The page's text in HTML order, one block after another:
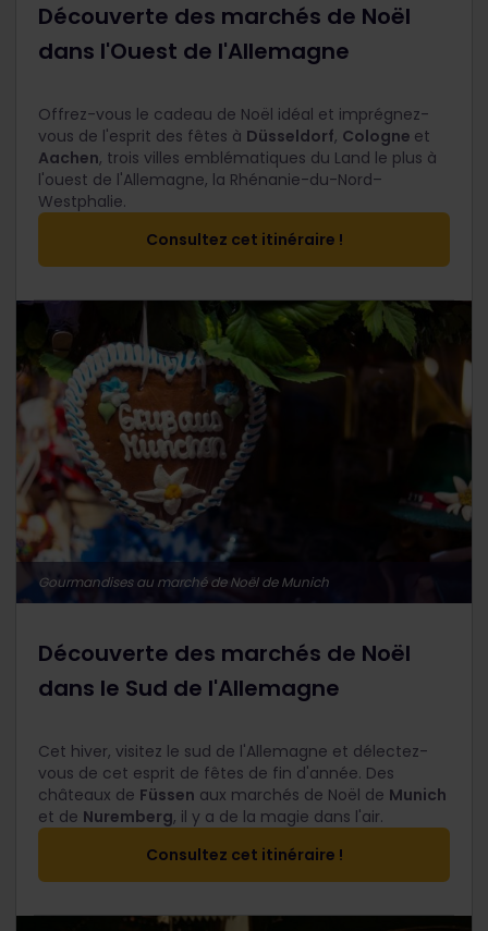
Découverte des marchés de Noël
dans l'Ouest de l'Allemagne
Offrez-vous le cadeau de Noël idéal et imprégnez-
vous de l'esprit des fêtes à Düsseldorf, Cologne et
Aachen, trois villes emblématiques du Land le plus à
l'ouest de l'Allemagne, la Rhénanie-du-Nord–
Westphalie.
Consultez cet itinéraire !
Gourmandises au marché de Noël de Munich
Découverte des marchés de Noël
dans le Sud de l'Allemagne
Cet hiver, visitez le sud de l'Allemagne et délectez-
vous de cet esprit de fêtes de fin d'année. Des
châteaux de Füssen aux marchés de Noël de Munich
et de Nuremberg, il y a de la magie dans l'air.
Consultez cet itinéraire !